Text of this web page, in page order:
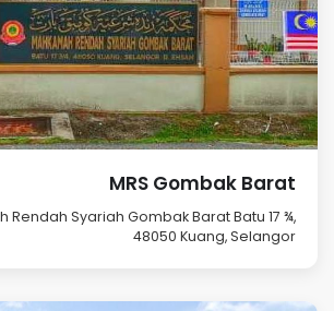
MRS Gombak Barat
Rendah Syariah Gombak Barat Batu 17 ¾,
48050 Kuang, Selangor